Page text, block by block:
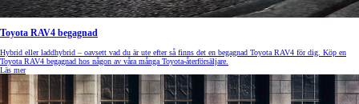
Toyota RAV4 begagnad
Hybrid eller laddhybrid – oavsett vad du är ute efter så finns det en begagnad Toyota RAV4 för dig. Köp en
Toyota RAV4 begagnad hos någon av våra många Toyota-återförsäljare.
Läs mer